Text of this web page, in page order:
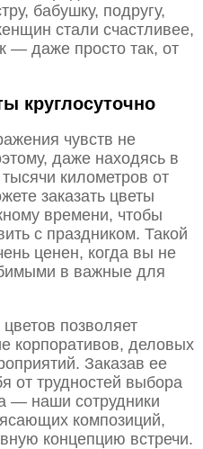
бабушку, подругу,
стали счастливее,
— даже просто так, от
круглосуточно
чувств не
даже находясь в
километров от
заказать цветы
времени, чтобы
с праздником. Такой
ценен, когда вы не
в важные для
позволяет
корпоративов, деловых
Заказав ее
от трудностей выбора
— наши сотрудники
композиций,
концепцию встречи.